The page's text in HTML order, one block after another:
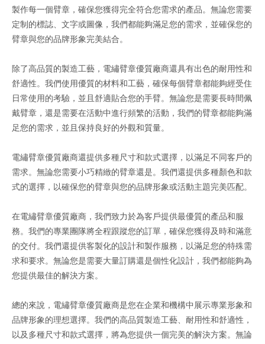
製作每一個臂章，確保您獲得完全符合您需求的產品。無論您需要
定制的標誌、文字或圖像，我們都能夠滿足您的需求，並確保您的
臂章與您的品牌形象完美結合。
除了高品質的製造工藝，電繡臂章優質廠商還具有出色的耐用性和
舒適性。我們使用優質的材料和工藝，確保每個臂章都能夠經受住
日常使用的考驗，並且舒適貼合您的手臂。無論您是需要長時間佩
戴臂章，還是需要在活動中進行頻繁的活動，我們的臂章都能夠滿
足您的需求，並且保持良好的外觀和質量。
電繡臂章優質廠商還提供多種尺寸和款式選擇，以滿足不同客戶的
需求。無論您需要小巧精緻的臂章還是。我們還提供多種顏色和款
式的選擇，以確保您的臂章與您的品牌形象或活動主題完美匹配。
在電繡臂章優質廠商，我們致力於為客戶提供最優質的產品和服
務。我們的專業團隊將全程跟蹤您的訂單，確保您獲得及時和滿意
的交付。我們還提供客製化的設計和製作服務，以滿足您的特殊需
求和要求。無論您是需要大量訂購還是個性化設計，我們都能夠為
您提供最佳的解決方案。
總的來說，電繡臂章優質廠商是您在企業和機構中展示專業形象和
品牌形象的理想選擇。我們的高品質製造工藝、耐用性和舒適性，
以及多種尺寸和款式選擇，將為您提供一個完美的解決方案。無論